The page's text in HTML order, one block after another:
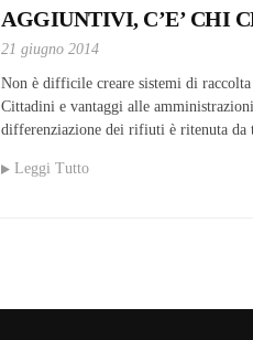
AGGIUNTIVI, C’E’ CHI
21 giugno 2014
Non è difficile creare sistemi di
Cittadini e vantaggi alle
differenziazione dei rifiuti è ritenuta
Leggi Tutto